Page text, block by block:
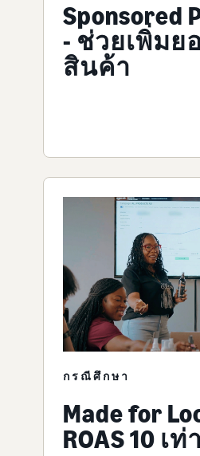
Sponsored
- ช่วยเพิ่มย
สินค้า
กรณีศึกษา
Made for
ROAS 10 เท่า